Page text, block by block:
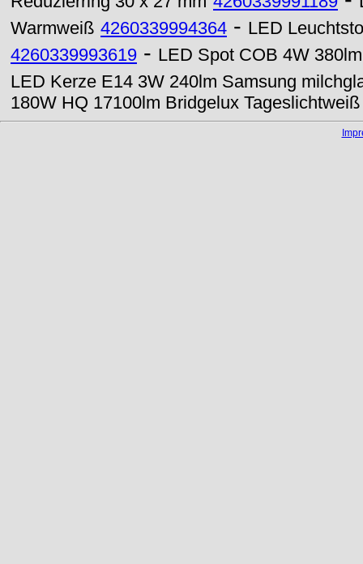
Warmweiß 4260339994364 - LED
4260339993619 - LED Spot COB 4W
LED Kerze E14 3W 240lm Samsung
180W HQ 17100lm Bridgelux